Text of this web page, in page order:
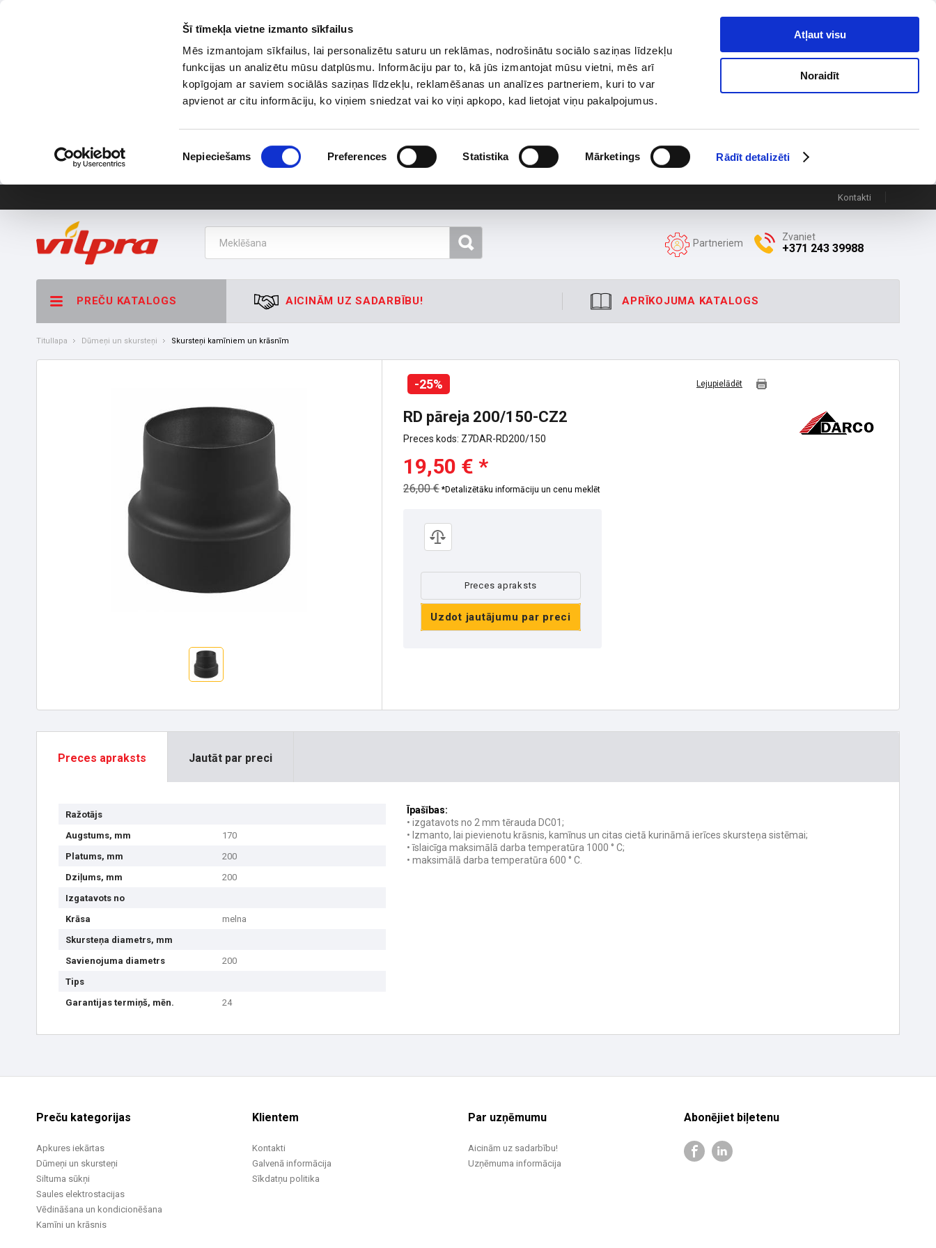
Šī tīmekļa vietne izmanto sīkfailus
Mēs izmantojam sīkfailus, lai personalizētu saturu un reklāmas, nodrošinātu sociālo saziņas līdzekļu
funkcijas un analizētu mūsu datplūsmu. Informāciju par to, kā jūs izmantojat mūsu vietni, mēs arī
kopīgojam ar saviem sociālās saziņas līdzekļu, reklamēšanas un analīzes partneriem, kuri to var
apvienot ar citu informāciju, ko viņiem sniedzat vai ko viņi apkopo, kad lietojat viņu pakalpojumus.
izvēle
Nepieciešams Preferences Statistika Mārketings Rādīt detalizēti
Atļaut visu
Noraidīt
Kontakti
Partneriem
Zvaniet
+371 243 39988
PREČU KATALOGS AICINĀM UZ SADARBĪBU! APRĪKOJUMA KATALOGS
Titullapa Dūmeņi un skursteņi Skursteņi kamīniem un krāsnīm
-25% Lejupielādēt
RD pāreja 200/150-CZ2
Preces kods: Z7DAR-RD200/150
19,50 € *
26,00 € *Detalizētāku informāciju un cenu meklēt
Preces apraksts
Uzdot jautājumu par preci
Preces apraksts
Ražotājs
Augstums, mm
170
Platums, mm
200
Dziļums, mm
200
Izgatavots no
Krāsa
melna
Skursteņa diametrs, mm
Savienojuma diametrs
200
Tips
Garantijas termiņš, mēn.
24
Īpašības:
• izgatavots no 2 mm tērauda DC01;
• Izmanto, lai pievienotu krāsnis, kamīnus un citas cietā kurināmā ierīces skursteņa sistēmai;
• īslaicīga maksimālā darba temperatūra 1000 ° C;
• maksimālā darba temperatūra 600 ° C.
Jautāt par preci
Preču kategorijas
Apkures iekārtas
Dūmeņi un skursteņi
Siltuma sūkņi
Saules elektrostacijas
Vēdināšana un kondicionēšana
Kamīni un krāsnis
Klientem
Kontakti
Galvenā informācija
Sīkdatņu politika
Par uzņēmumu
Aicinām uz sadarbību!
Uzņēmuma informācija
Abonējiet biļetenu